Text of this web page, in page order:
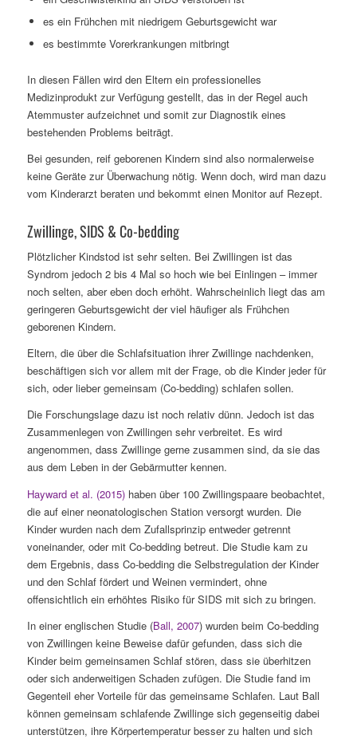
es ein Frühchen mit niedrigem Geburtsgewicht war
es bestimmte Vorerkrankungen mitbringt
In diesen Fällen wird den Eltern ein professionelles
Medizinprodukt zur Verfügung gestellt, das in der Regel auch
Atemmuster aufzeichnet und somit zur Diagnostik eines
bestehenden Problems beiträgt.
Bei gesunden, reif geborenen Kindern sind also normalerweise
keine Geräte zur Überwachung nötig. Wenn doch, wird man dazu
vom Kinderarzt beraten und bekommt einen Monitor auf Rezept.
Zwillinge, SIDS & Co-bedding
Plötzlicher Kindstod ist sehr selten. Bei Zwillingen ist das
Syndrom jedoch 2 bis 4 Mal so hoch wie bei Einlingen – immer
noch selten, aber eben doch erhöht. Wahrscheinlich liegt das am
geringeren Geburtsgewicht der viel häufiger als Frühchen
geborenen Kindern.
Eltern, die über die Schlafsituation ihrer Zwillinge nachdenken,
beschäftigen sich vor allem mit der Frage, ob die Kinder jeder für
sich, oder lieber gemeinsam (Co-bedding) schlafen sollen.
Die Forschungslage dazu ist noch relativ dünn. Jedoch ist das
Zusammenlegen von Zwillingen sehr verbreitet. Es wird
angenommen, dass Zwillinge gerne zusammen sind, da sie das
aus dem Leben in der Gebärmutter kennen.
Hayward et al. (2015)haben über 100 Zwillingspaare beobachtet,
die auf einer neonatologischen Station versorgt wurden. Die
Kinder wurden nach dem Zufallsprinzip entweder getrennt
voneinander, oder mit Co-bedding betreut. Die Studie kam zu
dem Ergebnis, dass Co-bedding die Selbstregulation der Kinder
und den Schlaf fördert und Weinen vermindert, ohne
offensichtlich ein erhöhtes Risiko für SIDS mit sich zu bringen.
In einer englischen Studie (Ball, 2007) wurden beim Co-bedding
von Zwillingen keine Beweise dafür gefunden, dass sich die
Kinder beim gemeinsamen Schlaf stören, dass sie überhitzen
oder sich anderweitigen Schaden zufügen. Die Studie fand im
Gegenteil eher Vorteile für das gemeinsame Schlafen. Laut Ball
können gemeinsam schlafende Zwillinge sich gegenseitig dabei
unterstützen, ihre Körpertemperatur besser zu halten und sich